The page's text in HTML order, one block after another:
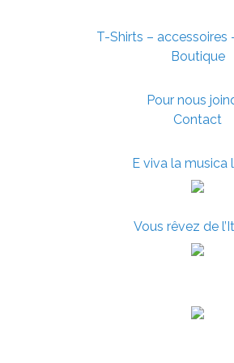
T-Shirts – accessoires
Boutique
Pour nous
Contact
E viva la musica
Vous rêvez de